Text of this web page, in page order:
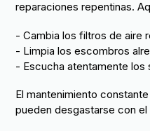
reparaciones repentinas.
- Cambia los filtros de aire
- Limpia los escombros
- Escucha atentamente los
El mantenimiento
pueden desgastarse con